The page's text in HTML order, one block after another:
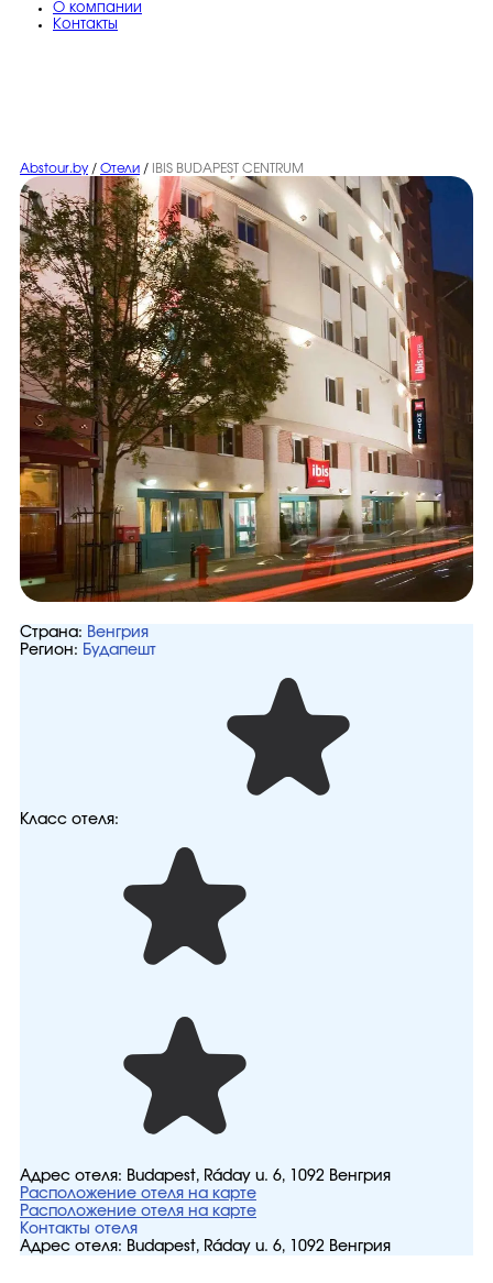
O компании
Контакты
Abstour.by / Отели / IBIS BUDAPEST CENTRUM
Страна: Венгрия
Регион: Будапешт
Класс отеля:
Адрес отеля: Budapest, Ráday u. 6, 1092 Венгрия
Расположение отеля на карте
Расположение отеля на карте
Контакты отеля
Адрес отеля: Budapest, Ráday u. 6, 1092 Венгрия